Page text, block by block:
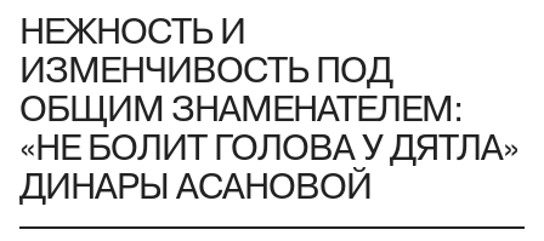
НЕЖНОСТЬ И
ИЗМЕНЧИВОСТЬ ПОД
ОБЩИМ ЗНАМЕНАТЕЛЕМ:
«НЕ БОЛИТ ГОЛОВА У ДЯТЛА»
ДИНАРЫ АСАНОВОЙ